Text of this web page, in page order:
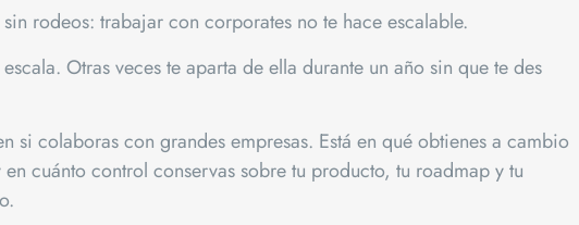
rodeos: trabajar con corporates no te hace escalable.
Otras veces te aparta de ella durante un año sin que te des
si colaboras con grandes empresas. Está en qué obtienes a cambio
cuánto control conservas sobre tu producto, tu roadmap y tu